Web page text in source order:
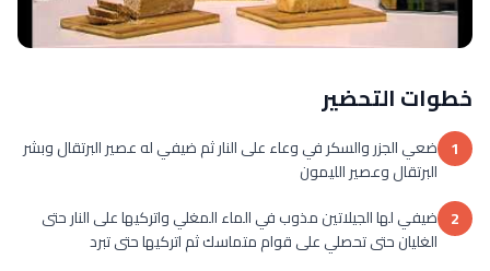
خطوات التحضير
1 ضعي الجزر والسكر في وعاء على النار ثم ضيفي له عصير البرتقال وبشر
البرتقال وعصير الليمون
2 ضيفي لها الجيلاتين مذوب في الماء المغلي واتركيها على النار حتى
الغليان حتى تحصلي على قوام متماسك ثم اتركيها حتى تبرد